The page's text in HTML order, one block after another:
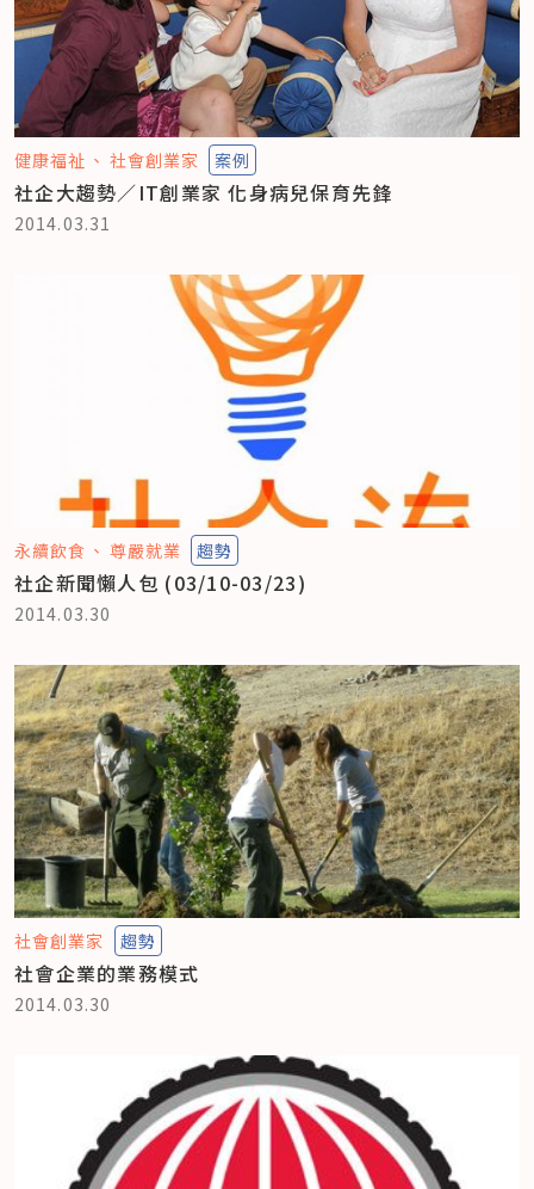
健康福祉 社會創業家 案例
社企大趨勢／IT創業家 化身病兒保育先鋒
2014.03.31
永續飲食 尊嚴就業 趨勢
社企新聞懶人包 (03/10-03/23)
2014.03.30
社會創業家 趨勢
社會企業的業務模式
2014.03.30